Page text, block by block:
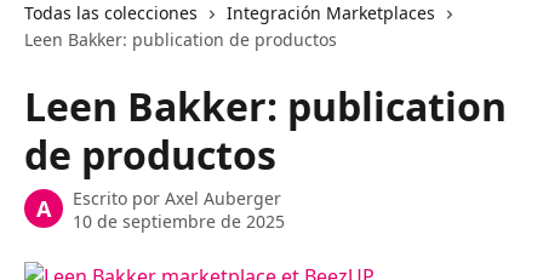
Todas las colecciones
Integración Marketplaces
Leen Bakker: publication de productos
Leen Bakker: publication
de productos
A Escrito por Axel Auberger
10 de septiembre de 2025